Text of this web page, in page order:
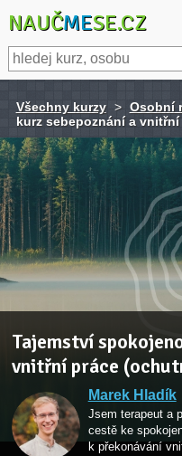
NAUČMESE.CZ
Všechny kurzy > Osobní
kurz sebepoznání a
Tajemství
vnitřní práce
Marek Hladík
Jsem terapeut a
cestě ke
k překonávání